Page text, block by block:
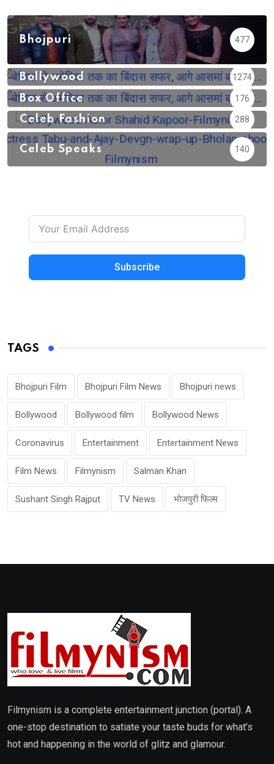
Bhojpuri 477
Bollywood 1274
Box Office 176
Celeb Fashion 288
Celeb Speaks 140
Subscribe
TAGS
Bhojpuri Film Bhojpuri Film News Bhojpuri news
Bollywood Bollywood film Bollywood News
Coronavirus Entertainment Entertainment News
Film News Filmynism Salman Khan
Sushant Singh Rajput TV News भोजपुरी फिल्म
Filmynism is a complete entertainment junction (portal). A
one-stop destination to satiate your taste buds for what’s
hot and happening in the world of glitz and glamour.